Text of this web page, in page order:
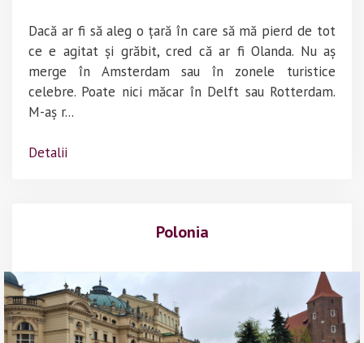
Dacă ar fi să aleg o țară în care să mă pierd de tot
ce e agitat și grăbit, cred că ar fi Olanda. Nu aș
merge în Amsterdam sau în zonele turistice
celebre. Poate nici măcar în Delft sau Rotterdam.
M-aș r...
Detalii
Polonia